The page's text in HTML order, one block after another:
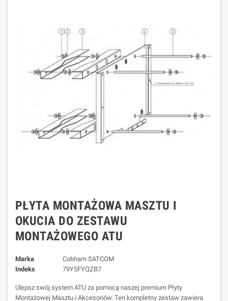
PŁYTA MONTAŻOWA MASZTU I
OKUCIA DO ZESTAWU
MONTAŻOWEGO ATU
Marka
Cobham SATCOM
Indeks
79Y5FYQZB7
Ulepsz swój system ATU za pomocą naszej premium Płyty
Montażowej Masztu i Akcesoriów. Ten kompletny zestaw zawiera